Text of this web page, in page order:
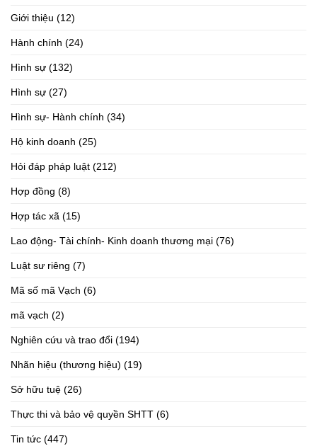
Giới thiệu (12)
Hành chính (24)
Hình sự (132)
Hình sự (27)
Hình sự- Hành chính (34)
Hộ kinh doanh (25)
Hỏi đáp pháp luật (212)
Hợp đồng (8)
Hợp tác xã (15)
Lao động- Tài chính- Kinh doanh thương mại (76)
Luật sư riêng (7)
Mã số mã Vạch (6)
mã vạch (2)
Nghiên cứu và trao đổi (194)
Nhãn hiệu (thương hiệu) (19)
Sở hữu tuệ (26)
Thực thi và bảo vệ quyền SHTT (6)
Tin tức (447)